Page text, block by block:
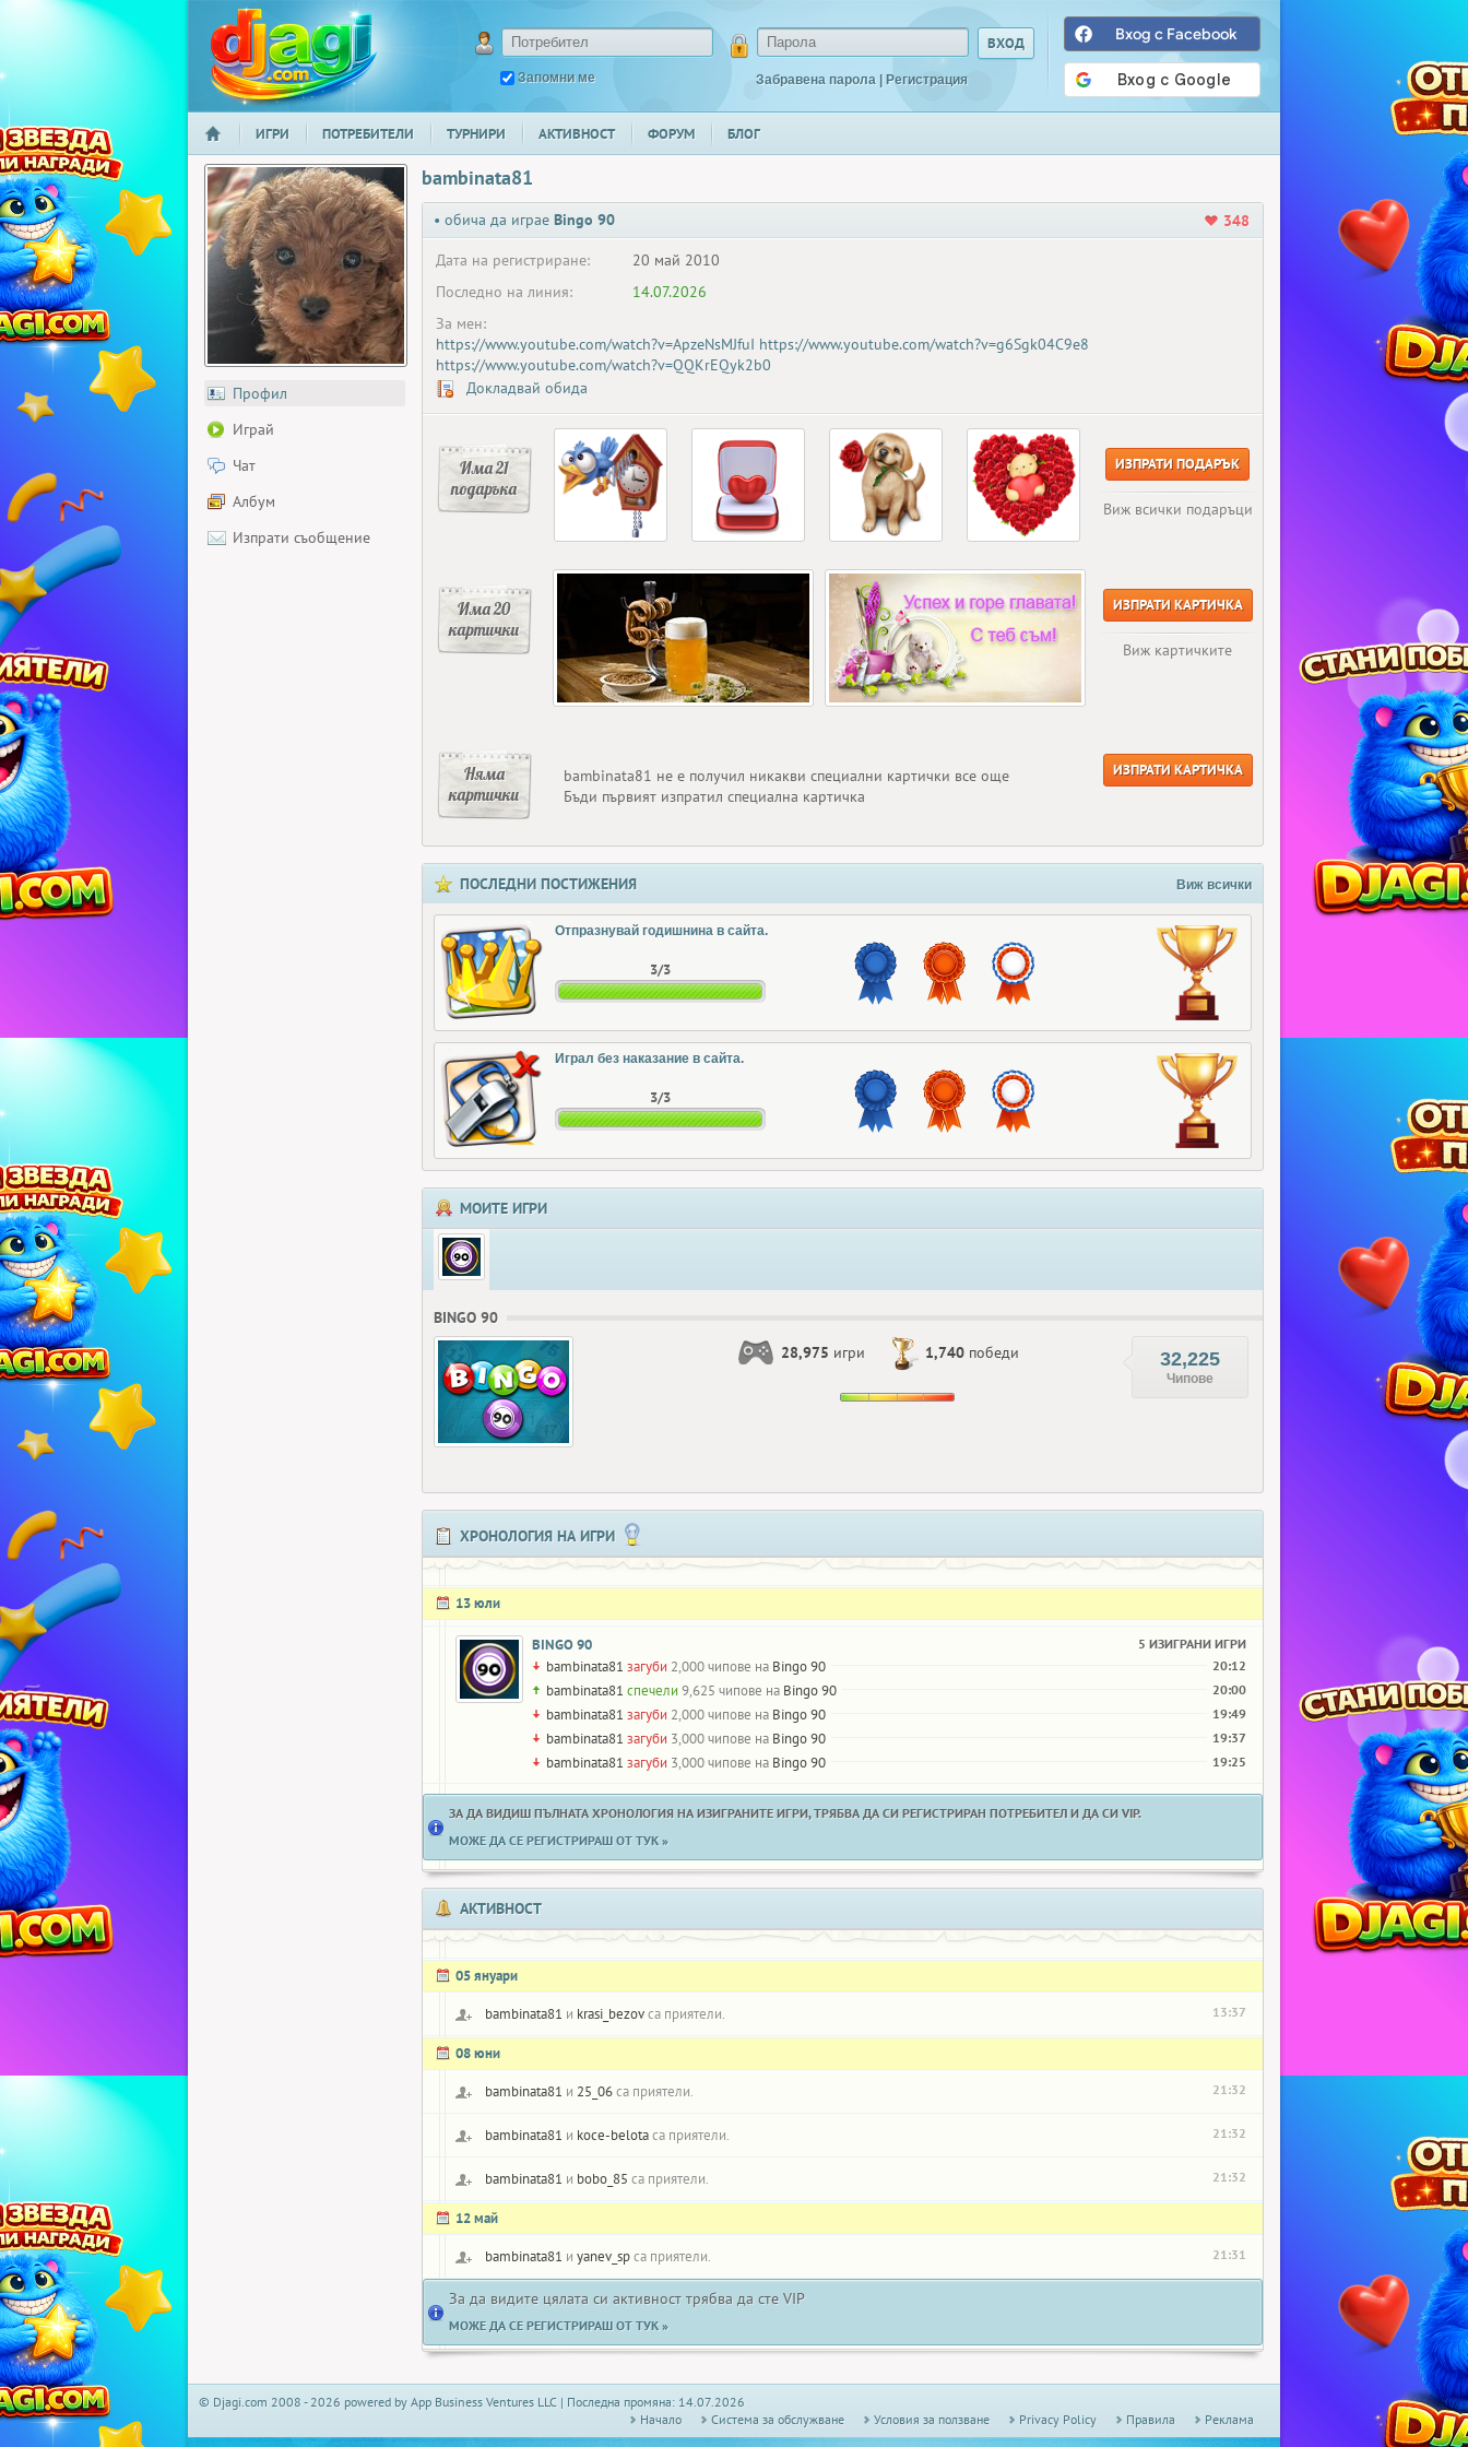
djagi.com
Запомни ме Забравена парола | Регистрация
Вход с Facebook
НАЧАЛО
ИГРИ ПОТРЕБИТЕЛИ ТУРНИРИ АКТИВНОСТ ФОРУМ БЛОГ
Профил
Играй
Чат
Албум
Изпрати съобщение
bambinata81
• обича да играе Bingo 90
348
Дата на регистриране:
20 май 2010
Последно на линия:
14.07.2026
За мен:
https://www.youtube.com/watch?v=ApzeNsMJfuI https://www.youtube.com/watch?v=g6Sgk04C9e8
https://www.youtube.com/watch?v=QQKrEQyk2b0
Докладвай обида
Има 21
подаръка
ИЗПРАТИ ПОДАРЪК
Виж всички подаръци
Има 20
картички
ИЗПРАТИ КАРТИЧКА
Виж картичките
Няма
картички
bambinata81 не е получил никакви специални картички все още
Бъди първият изпратил специална картичка
ИЗПРАТИ КАРТИЧКА
ПОСЛЕДНИ ПОСТИЖЕНИЯ Виж всички
Отпразнувай годишнина в сайта.
3/3
Играл без наказание в сайта.
3/3
МОИТЕ ИГРИ
BINGO 90
28,975 игри 1,740 победи 32,225
Чипове
ХРОНОЛОГИЯ НА ИГРИ
13 юли
BINGO 90 5 ИЗИГРАНИ ИГРИ
bambinata81 загуби 2,000 чипове на Bingo 90 20:12
bambinata81 спечели 9,625 чипове на Bingo 90 20:00
bambinata81 загуби 2,000 чипове на Bingo 90 19:49
bambinata81 загуби 3,000 чипове на Bingo 90 19:37
bambinata81 загуби 3,000 чипове на Bingo 90 19:25
ЗА ДА ВИДИШ ПЪЛНАТА ХРОНОЛОГИЯ НА ИЗИГРАНИТЕ ИГРИ, ТРЯБВА ДА СИ РЕГИСТРИРАН ПОТРЕБИТЕЛ И ДА СИ VIP.
МОЖЕ ДА СЕ РЕГИСТРИРАШ ОТ ТУК »
АКТИВНОСТ
05 януари
bambinata81 и krasi_bezovса приятели. 13:37
08 юни
bambinata81 и 25_06са приятели. 21:32
bambinata81 и koce-belotaса приятели. 21:32
bambinata81 и bobo_85 са приятели. 21:32
12 май
bambinata81 и yanev_spса приятели. 21:31
За да видите цялата си активност трябва да сте VIP
МОЖЕ ДА СЕ РЕГИСТРИРАШ ОТ ТУК »
© Djagi.com 2008 - 2026 powered by App Business Ventures LLC | Последна промяна: 14.07.2026
Начало
Системa за обслужване Условия за ползване Privacy Policy Правила Реклама